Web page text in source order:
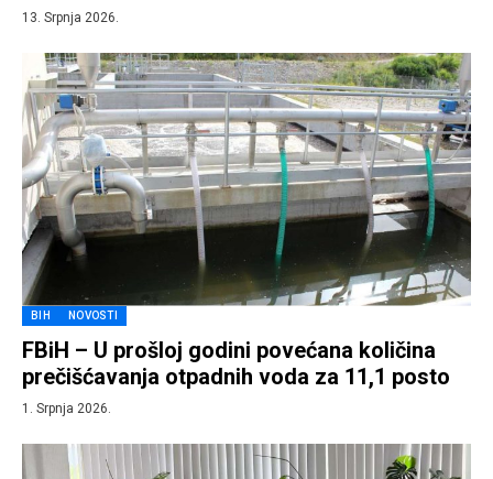
13. Srpnja 2026.
BIH NOVOSTI
FBiH – U prošloj godini povećana količina
prečišćavanja otpadnih voda za 11,1 posto
1. Srpnja 2026.